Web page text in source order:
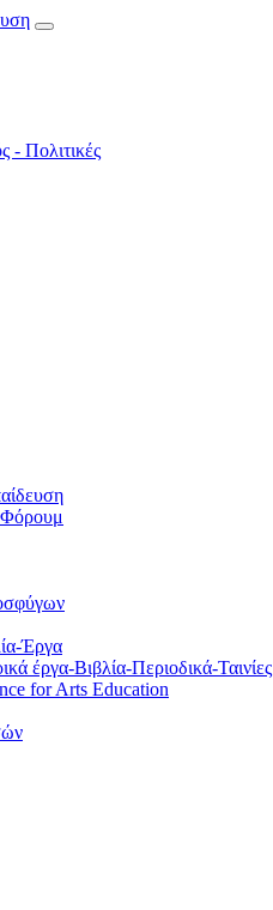
- Πολιτικές
Έργα
έργα-Βιβλία-Περιοδικά-Ταινίες
for Arts Education